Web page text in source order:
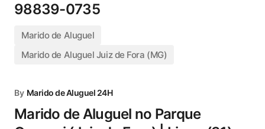
98839-0735
Marido de Aluguel
Marido de Aluguel Juiz de Fora (MG)
By Marido de Aluguel 24H
Marido de Aluguel no Parque